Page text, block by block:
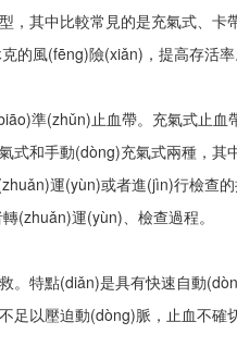
其中比較常見的是充氣式、
風(fēng)險(xiǎn)，提高存活率
(zhǔn)止血帶。充氣式止血帶的
式和手動(dòng)充氣式兩種，其中
運(yùn)或者進(jìn)行檢查
(zhuǎn)運(yùn)、檢查過程。
。特點(diǎn)是具有快速自動
以壓迫動(dòng)脈，止血不